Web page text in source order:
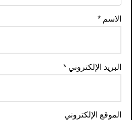
الاسم*
البريد الإلكتروني*
الموقع الإلكتروني